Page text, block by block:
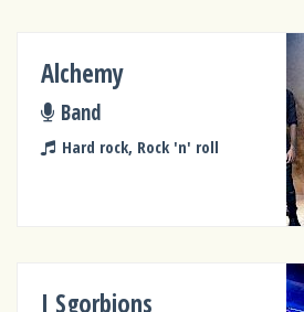
Alchemy
Band
Hard rock, Rock 'n' roll
I Sgorbions